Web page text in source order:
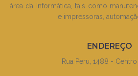
área da Informática, tais como
e impressoras,
ENDEREÇO
Rua Peru, 1488 -